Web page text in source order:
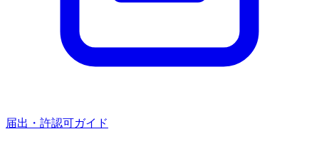
届出・許認可ガイド